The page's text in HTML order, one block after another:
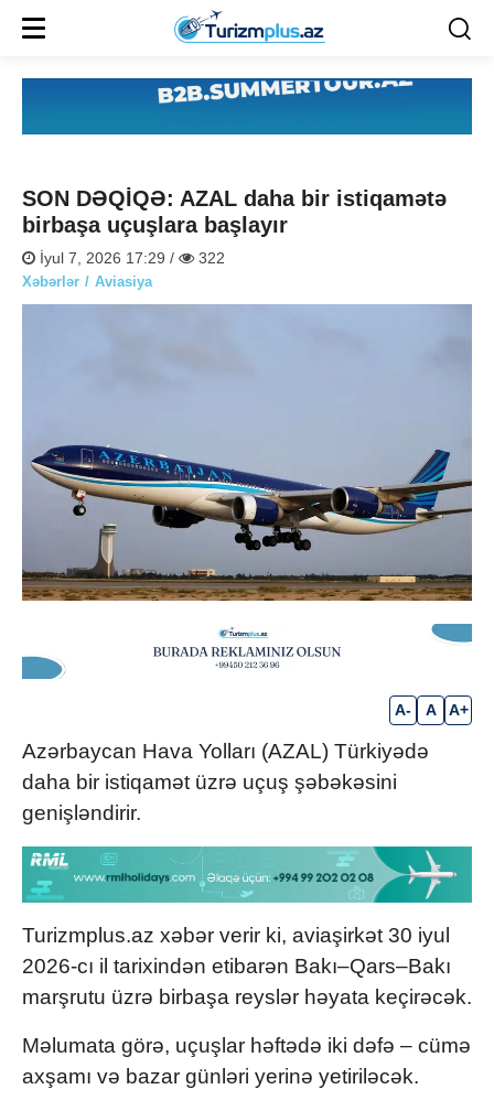
SON DƏQİQƏ: AZAL daha bir istiqamətə
birbaşa uçuşlara başlayır
İyul 7, 2026 17:29 / 322
Xəbərlər Aviasiya
A- A A+
Azərbaycan Hava Yolları (AZAL) Türkiyədə
daha bir istiqamət üzrə uçuş şəbəkəsini
genişləndirir.
Turizmplus.az xəbər verir ki, aviaşirkət 30 iyul
2026-cı il tarixindən etibarən Bakı–Qars–Bakı
marşrutu üzrə birbaşa reyslər həyata keçirəcək.
Məlumata görə, uçuşlar həftədə iki dəfə – cümə
axşamı və bazar günləri yerinə yetiriləcək.